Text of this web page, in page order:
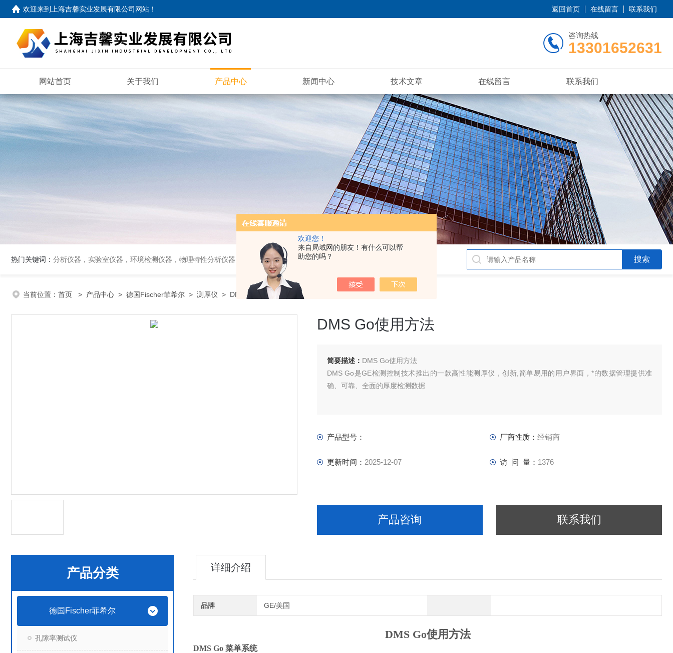
欢迎您！
来自局域网的朋友！有什么可以帮
助您的吗？
欢迎来到 上海吉馨实业发展有限公司网站 ！ 返回首页 在线留言 联系我们
咨询热线
13301652631
网站首页 关于我们 产品中心 新闻中心 技术文章 在线留言 联系我们
热门关键词： 分析仪器，实验室仪器，环境检测仪器，物理特性分析仪器
当前位置： 首页 > 产品中心 > 德国Fischer菲希尔 > 测厚仪 > DMS Go使用方法
DMS Go使用方法
简要描述： DMS Go使用方法
DMS Go是GE检测控制技术推出的一款高性能测厚仪，创新,简单易用的用户界面，*的数据管理提供准
确、可靠、全面的厚度检测数据
产品型号： 厂商性质： 经销商
更新时间： 2025-12-07 访 问 量： 1376
产品咨询 联系我们
产品分类
德国Fischer菲希尔
孔隙率测试仪
详细介绍
品牌 GE/美国
DMS Go使用方法
DMS Go 菜单系统